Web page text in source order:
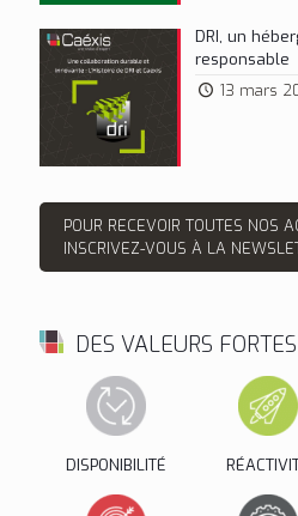
DRI, un
responsable
13 mars
POUR RECEVOIR TOUTES NOS
INSCRIVEZ-VOUS À LA
DES VALEURS FORTES
DISPONIBILITÉ